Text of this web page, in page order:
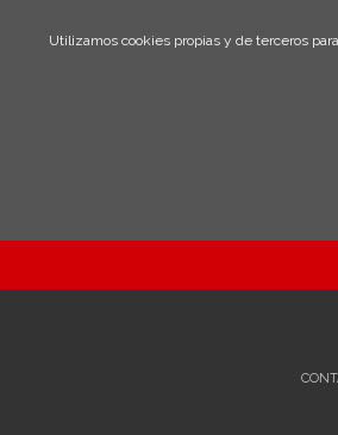
Utilizamos cookies propias y de terceros